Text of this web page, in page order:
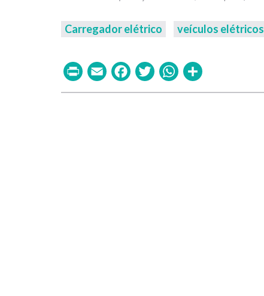
Carregador elétrico veículos elétricos
PrintEmailFacebook
TwitterWhatsApp